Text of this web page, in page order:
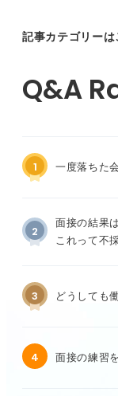
記事カテゴリーは
1 一度落ちた
2
面接の結果
これって不
3 どうしても
4 面接の練習